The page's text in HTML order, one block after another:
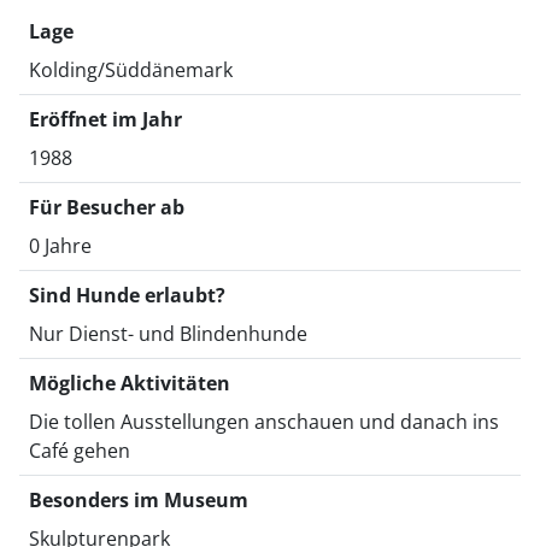
Lage
Kolding/Süddänemark
Eröffnet im Jahr
1988
Für Besucher ab
0 Jahre
Sind Hunde erlaubt?
Nur Dienst- und Blindenhunde
Mögliche Aktivitäten
Die tollen Ausstellungen anschauen und danach ins
Café gehen
Besonders im Museum
Skulpturenpark